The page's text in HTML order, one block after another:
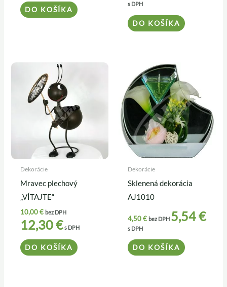
DO KOŠÍKA
s DPH
DO KOŠÍKA
Dekorácie
Mravec plechový
„VÍTAJTE“
10,00€ bez DPH
12,30€s DPH
DO KOŠÍKA
Dekorácie
Sklenená dekorácia
AJ1010
4,50€ bez DPH 5,54€
s DPH
DO KOŠÍKA